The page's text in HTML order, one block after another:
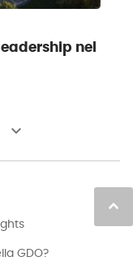
nel
keyboard_arrow_down
keyboard_arrow_up
GDO?